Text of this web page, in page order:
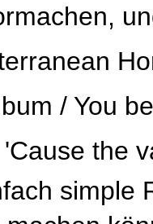
bum / You
'Cause the
simple